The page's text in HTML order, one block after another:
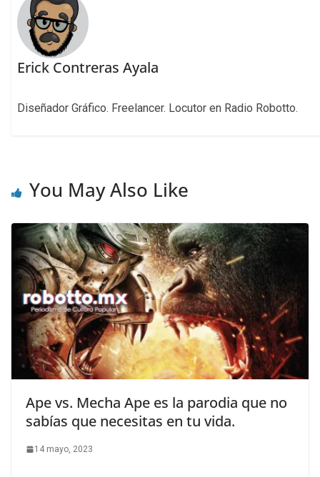
Erick Contreras Ayala
Diseñador Gráfico. Freelancer. Locutor en Radio Robotto.
You May Also Like
Ape vs. Mecha Ape es la parodia que no
sabías que necesitas en tu vida.
14 mayo, 2023